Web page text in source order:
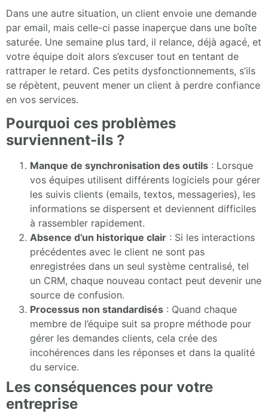
Dans une autre situation, un client envoie une demande
par email, mais celle-ci passe inaperçue dans une boîte
saturée. Une semaine plus tard, il relance, déjà agacé, et
votre équipe doit alors s’excuser tout en tentant de
rattraper le retard. Ces petits dysfonctionnements, s’ils
se répètent, peuvent mener un client à perdre confiance
en vos services.
Pourquoi ces problèmes
surviennent-ils ?
Manque de synchronisation des outils : Lorsque
vos équipes utilisent différents logiciels pour gérer
les suivis clients (emails, textos, messageries), les
informations se dispersent et deviennent difficiles
à rassembler rapidement.
Absence d’un historique clair : Si les interactions
précédentes avec le client ne sont pas
enregistrées dans un seul système centralisé, tel
un CRM, chaque nouveau contact peut devenir une
source de confusion.
Processus non standardisés : Quand chaque
membre de l’équipe suit sa propre méthode pour
gérer les demandes clients, cela crée des
incohérences dans les réponses et dans la qualité
du service.
Les conséquences pour votre
entreprise